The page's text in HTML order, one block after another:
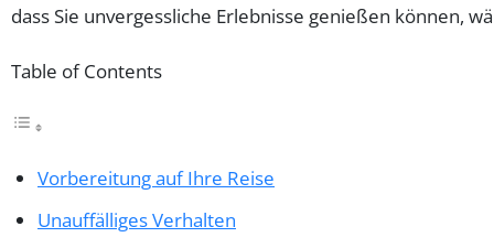
dass Sie unvergessliche Erlebnisse genießen können,
Table of Contents
Vorbereitung auf Ihre Reise
Unauffälliges Verhalten